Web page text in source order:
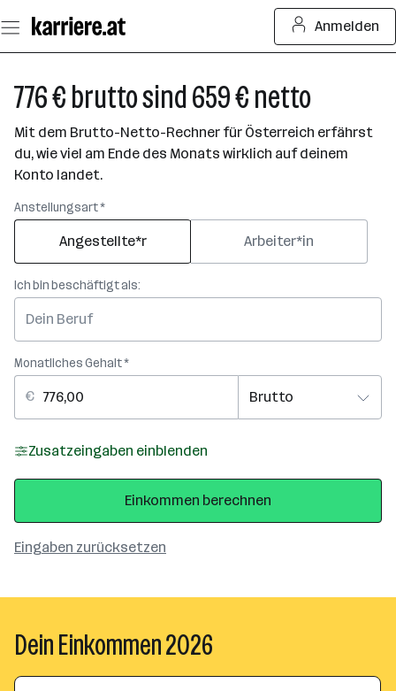
Seiteninhalt
springen
Anmelden
776 € brutto sind 659 € netto
Mit dem Brutto-Netto-Rechner für Österreich erfährst
du, wie viel am Ende des Monats wirklich auf deinem
Konto landet.
Anstellungsart *
Angestellte*r Arbeiter*in
Ich bin beschäftigt als:
Monatliches Gehalt *
Zusatzeingaben einblenden
Eingaben zurücksetzen
Einkommen berechnen
Dein Einkommen 2026